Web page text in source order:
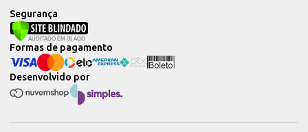
Segurança
Desenvolvido por
Formas de pagamento